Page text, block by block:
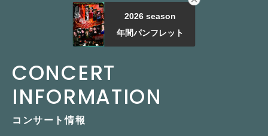
2026 season
年間パンフレット
CONCERT
INFORMATION
コンサート情報